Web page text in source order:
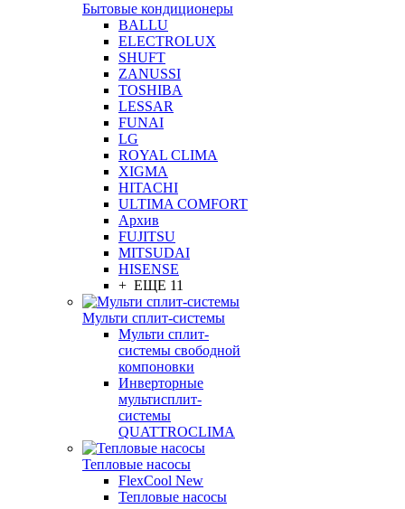
Бытовые кондиционеры
BALLU
ELECTROLUX
SHUFT
ZANUSSI
TOSHIBA
LESSAR
FUNAI
LG
ROYAL CLIMA
XIGMA
HITACHI
ULTIMA COMFORT
Архив
FUJITSU
MITSUDAI
HISENSE
+ ЕЩЕ 11
Мульти сплит-системы
Мульти сплит-
системы свободной
компоновки
Инверторные
мультисплит-
системы
QUATTROCLIMA
Тепловые насосы
FlexCool New
Тепловые насосы